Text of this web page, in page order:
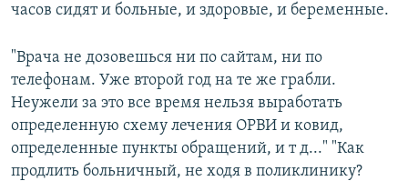
часов сидят и больные, и здоровые, и беременные.
"Врача не дозовешься ни по сайтам, ни по
телефонам. Уже второй год на те же грабли.
Неужели за это все время нельзя выработать
определенную схему лечения ОРВИ и ковид,
определенные пункты обращений, и т д..." "Как
продлить больничный, не ходя в поликлинику?